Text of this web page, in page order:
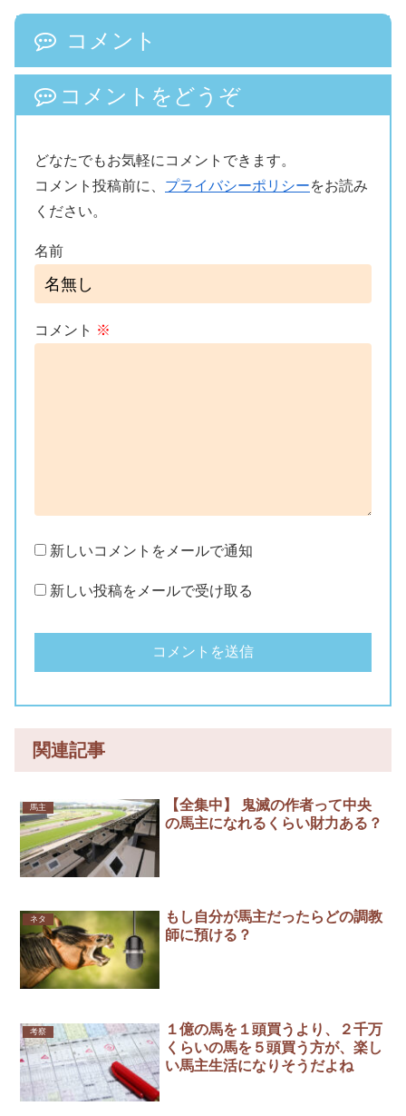
コメント
コメントをどうぞ
どなたでもお気軽にコメントできます。
コメント投稿前に、 プライバシーポリシーをお読み
ください。
名前
コメント ※
新しいコメントをメールで通知
新しい投稿をメールで受け取る
関連記事
馬主
【全集中】 鬼滅の作者って中央
の馬主になれるくらい財力ある？
ネタ
もし自分が馬主だったらどの調教
師に預ける？
考察
１億の馬を１頭買うより、２千万
くらいの馬を５頭買う方が、楽し
い馬主生活になりそうだよね